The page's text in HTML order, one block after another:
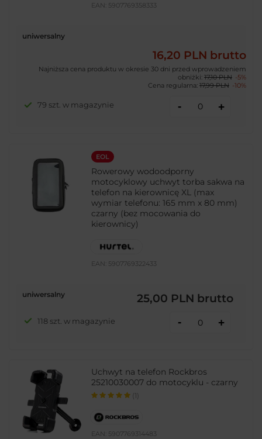
EAN: 5907769358333
uniwersalny
16,20 PLN brutto
Najniższa cena produktu w okresie 30 dni przed wprowadzeniem
obniżki: 17,10 PLN -5%
Cena regularna: 17,99 PLN -10%
79 szt. w magazynie - +
EOL
Rowerowy wodoodporny
motocyklowy uchwyt torba sakwa na
telefon na kierownicę XL (max
wymiar telefonu: 165 mm x 80 mm)
czarny (bez mocowania do
kierownicy)
EAN: 5907769322433
uniwersalny 25,00 PLN brutto
118 szt. w magazynie - +
Uchwyt na telefon Rockbros
25210030007 do motocyklu - czarny
(1)
EAN: 5907769314483